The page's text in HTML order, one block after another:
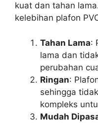
kuat dan tahan
kelebihan plafon
Tahan Lama:
lama dan
perubahan
Ringan:
sehingga
kompleks
Mudah